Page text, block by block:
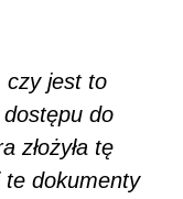
czy jest to
do
złożyła tę
te dokumenty